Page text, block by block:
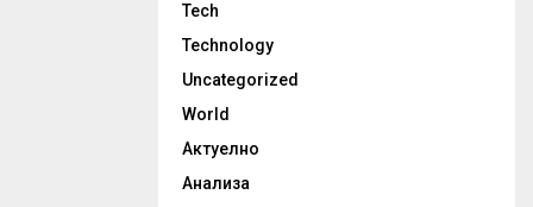
Tech
Technology
Uncategorized
World
Актуелно
Анализа